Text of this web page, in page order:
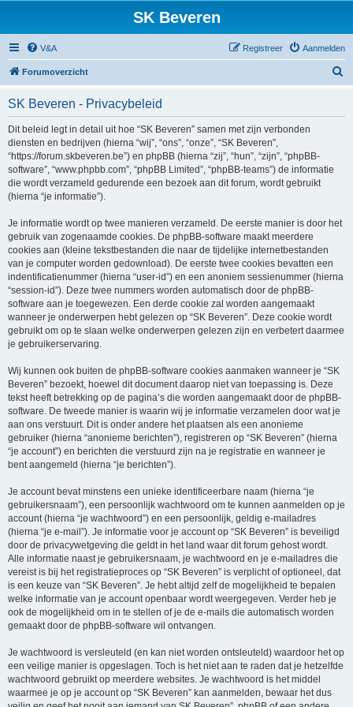
SK Beveren
V&A Aanmelden
Registreer
Forumoverzicht
SK Beveren - Privacybeleid
Dit beleid legt in detail uit hoe “SK Beveren” samen met zijn verbonden
diensten en bedrijven (hierna “wij”, “ons”, “onze”, “SK Beveren”,
“https://forum.skbeveren.be”) en phpBB (hierna “zij”, “hun”, “zijn”, “phpBB-
software”, “www.phpbb.com”, “phpBB Limited”, “phpBB-teams”) de informatie
die wordt verzameld gedurende een bezoek aan dit forum, wordt gebruikt
(hierna “je informatie”).
Je informatie wordt op twee manieren verzameld. De eerste manier is door het
gebruik van zogenaamde cookies. De phpBB-software maakt meerdere
cookies aan (kleine tekstbestanden die naar de tijdelijke internetbestanden
van je computer worden gedownload). De eerste twee cookies bevatten een
indentificatienummer (hierna “user-id”) en een anoniem sessienummer (hierna
“session-id”). Deze twee nummers worden automatisch door de phpBB-
software aan je toegewezen. Een derde cookie zal worden aangemaakt
wanneer je onderwerpen hebt gelezen op “SK Beveren”. Deze cookie wordt
gebruikt om op te slaan welke onderwerpen gelezen zijn en verbetert daarmee
je gebruikerservaring.
Wij kunnen ook buiten de phpBB-software cookies aanmaken wanneer je “SK
Beveren” bezoekt, hoewel dit document daarop niet van toepassing is. Deze
tekst heeft betrekking op de pagina’s die worden aangemaakt door de phpBB-
software. De tweede manier is waarin wij je informatie verzamelen door wat je
aan ons verstuurt. Dit is onder andere het plaatsen als een anonieme
gebruiker (hierna “anonieme berichten”), registreren op “SK Beveren” (hierna
“je account”) en berichten die verstuurd zijn na je registratie en wanneer je
bent aangemeld (hierna “je berichten”).
Je account bevat minstens een unieke identificeerbare naam (hierna “je
gebruikersnaam”), een persoonlijk wachtwoord om te kunnen aanmelden op je
account (hierna “je wachtwoord”) en een persoonlijk, geldig e-mailadres
(hierna “je e-mail”). Je informatie voor je account op “SK Beveren” is beveiligd
door de privacywetgeving die geldt in het land waar dit forum gehost wordt.
Alle informatie naast je gebruikersnaam, je wachtwoord en je e-mailadres die
vereist is bij het registratieproces op “SK Beveren” is verplicht of optioneel, dat
is een keuze van “SK Beveren”. Je hebt altijd zelf de mogelijkheid te bepalen
welke informatie van je account openbaar wordt weergegeven. Verder heb je
ook de mogelijkheid om in te stellen of je de e-mails die automatisch worden
gemaakt door de phpBB-software wil ontvangen.
Je wachtwoord is versleuteld (en kan niet worden ontsleuteld) waardoor het op
een veilige manier is opgeslagen. Toch is het niet aan te raden dat je hetzelfde
wachtwoord gebruikt op meerdere websites. Je wachtwoord is het middel
waarmee je op je account op “SK Beveren” kan aanmelden, bewaar het dus